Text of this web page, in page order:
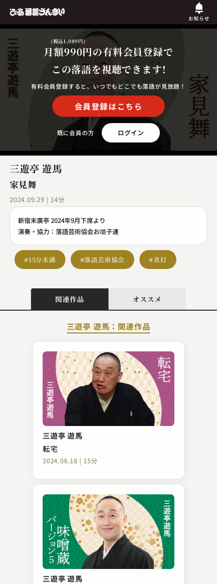
お知らせ
月額990円
(税込1,089円)
の有料会員登録で
この落語を視聴できます!
有料会員登録すると、いつでもどこでも落語が見放題！
会員登録はこちら
既に会員の方 ログイン
三遊亭 遊馬
家見舞
2024.09.29 | 14分
新宿末廣亭 2024年9月下席より
演奏・協力：落語芸術協会お囃子連
#15分未満 #落語芸術協会 #真打
関連作品 オススメ
三遊亭 遊馬：関連作品
三遊亭 遊馬
転宅
2024.06.18 | 15分
三遊亭 遊馬
春風亭 三朝
やかん泥
2023.07.17 | 12分
柳家 小八
熊の皮